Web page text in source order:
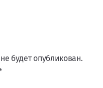
будет опубликован.